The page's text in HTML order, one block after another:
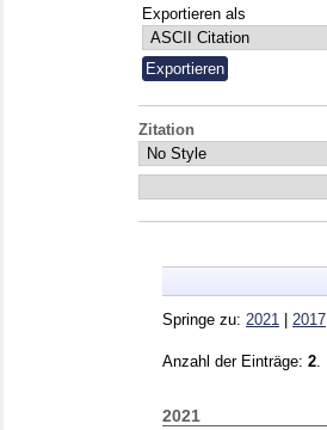
Exportieren als
Zitation
Springe zu: 2021 2017
Anzahl der Einträge: 2
2021